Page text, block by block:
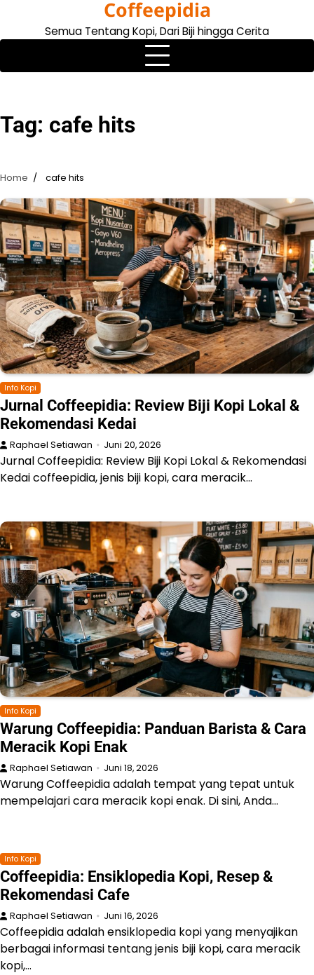
content
Coffeepidia
Semua Tentang Kopi, Dari Biji hingga Cerita
Tag: cafe hits
Home cafe hits
Info Kopi
Jurnal Coffeepidia: Review Biji Kopi Lokal &
Rekomendasi Kedai
Raphael Setiawan Juni 20, 2026
Jurnal Coffeepidia: Review Biji Kopi Lokal & Rekomendasi
Kedai coffeepidia, jenis biji kopi, cara meracik…
Info Kopi
Warung Coffeepidia: Panduan Barista & Cara
Meracik Kopi Enak
Raphael Setiawan Juni 18, 2026
Warung Coffeepidia adalah tempat yang tepat untuk
mempelajari cara meracik kopi enak. Di sini, Anda…
Info Kopi
Coffeepidia: Ensiklopedia Kopi, Resep &
Rekomendasi Cafe
Raphael Setiawan Juni 16, 2026
Coffeepidia adalah ensiklopedia kopi yang menyajikan
berbagai informasi tentang jenis biji kopi, cara meracik
kopi,…